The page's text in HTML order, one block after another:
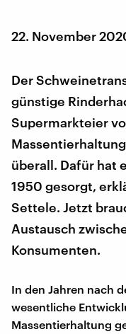
22. November
Der
günstige
Supermarkteier
überall. Dafür hat
1950 gesorgt,
Settele. Jetzt
Austausch
Konsumenten.
In den Jahren nach
wesentliche
Massentierhaltung